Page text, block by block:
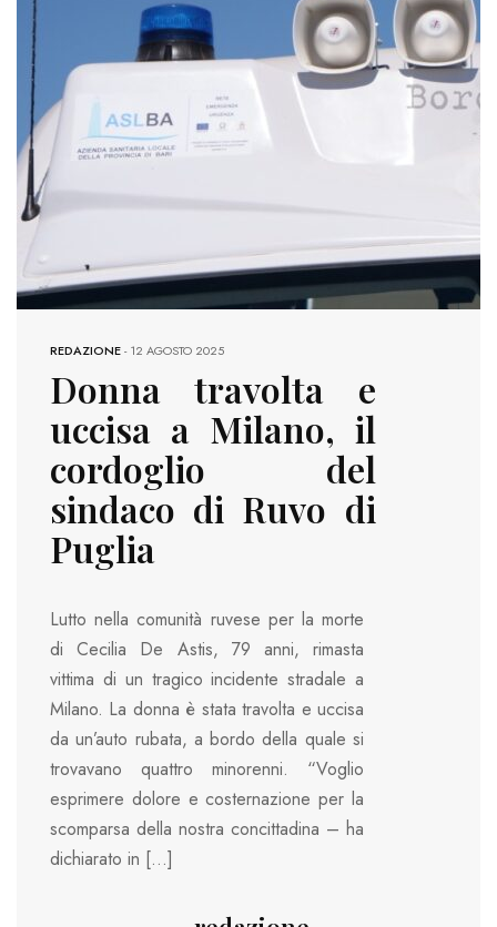
REDAZIONE-12 AGOSTO 2025
Donna travolta e
uccisa a Milano, il
cordoglio del
sindaco di Ruvo di
Puglia
Lutto nella comunità ruvese per la morte
di Cecilia De Astis, 79 anni, rimasta
vittima di un tragico incidente stradale a
Milano. La donna è stata travolta e uccisa
da un’auto rubata, a bordo della quale si
trovavano quattro minorenni. “Voglio
esprimere dolore e costernazione per la
scomparsa della nostra concittadina – ha
dichiarato in […]